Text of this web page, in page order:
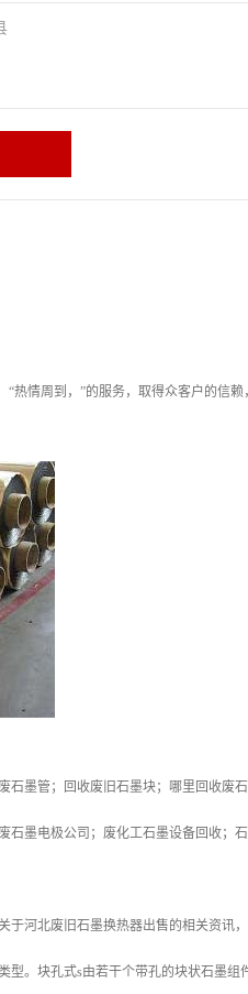
热情周到，”的服务，取得众客户的信
墨管；回收废旧石墨块；哪里回收废石
墨电极公司；废化工石墨设备回收；
河北废旧石墨换热器出售的相关资讯，
。块孔式s由若干个带孔的块状石墨组